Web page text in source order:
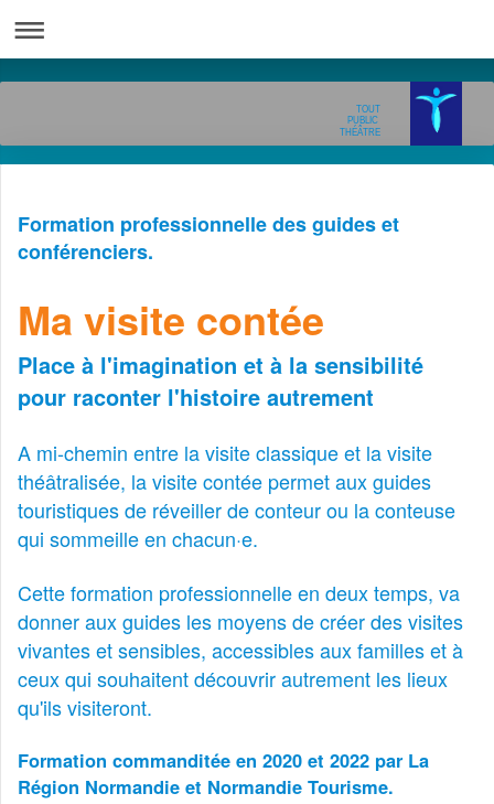
TOUT
PUBLIC
THÉÂTRE
Formation professionnelle des guides et
conférenciers.
Ma visite contée
Place à l'imagination et à la sensibilité
pour raconter l'histoire autrement
A mi-chemin entre la visite classique et la visite
théâtralisée, la visite contée permet aux guides
touristiques de réveiller de conteur ou la conteuse
qui sommeille en chacun·e.
Cette formation professionnelle en deux temps, va
donner aux guides les moyens de créer des visites
vivantes et sensibles, accessibles aux familles et à
ceux qui souhaitent découvrir autrement les lieux
qu'ils visiteront.
Formation commanditée en 2020 et 2022 par La
Région Normandie et Normandie Tourisme.